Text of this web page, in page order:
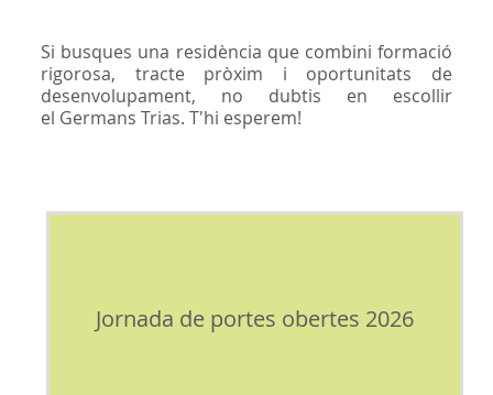
Si busques una residència que combini formació
rigorosa, tracte pròxim i oportunitats de
desenvolupament, no dubtis en escollir
el Germans Trias. T'hi esperem!
Jornada de portes obertes 2026